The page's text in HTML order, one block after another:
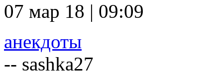
07 мар 18 | 09:09
анекдоты
-- sashka27